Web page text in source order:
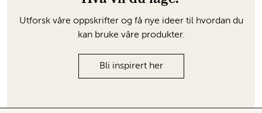
Utforsk våre oppskrifter og få nye ideer til hvordan du
kan bruke våre produkter.
Bli inspirert her